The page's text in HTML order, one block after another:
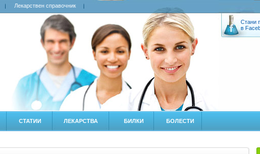
Лекарствен справочник
Стани
в
СТАТИИ ЛЕКАРСТВА БИЛКИ БОЛЕСТИ